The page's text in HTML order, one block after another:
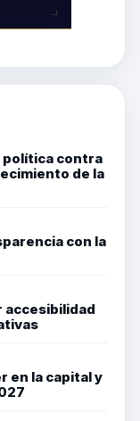
política contra
de la
con la
accesibilidad
en la capital y